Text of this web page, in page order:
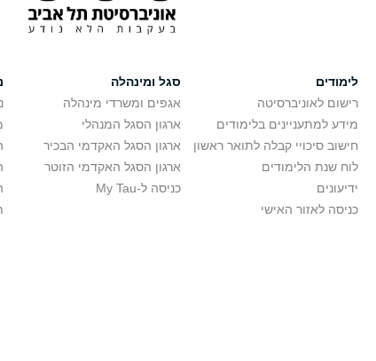
לימודים
רישום לאוניברסיטה
מידע למתעניינים בלימודים
חישוב סיכויי קבלה לתואר ראשון
לוח שנת הלימודים
ידיעונים
כניסה לאזור האישי
סגל ומינהלה
אגפים ומשרדי מינהלה
ארגון הסגל המנהלי
ארגון הסגל האקדמי הבכיר
ארגון הסגל האקדמי הזוטר
כניסה ל-My Tau